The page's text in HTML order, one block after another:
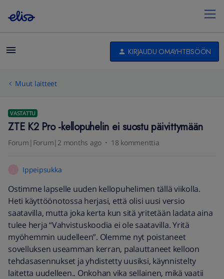
KIRJAUDU OMAYHTEISÖÖN
Muut laitteet
VASTATTU
ZTE K2 Pro -kellopuhelin ei suostu päivittymään
Forum|Forum|2 months ago 18 kommenttia
Ippeipsukka
Ostimme lapselle uuden kellopuhelimen tällä viikolla.
Heti käyttöönotossa herjasi, että olisi uusi versio
saatavilla, mutta joka kerta kun sitä yritetään ladata aina
tulee herja “Vahvistuskoodia ei ole saatavilla. Yritä
myöhemmin uudelleen”. Olemme nyt poistaneet
sovelluksen useamman kerran, palauttaneet kelloon
tehdasasennukset ja yhdistetty uusiksi, käynnistelty
laitetta uudelleen.. Onkohan vika sellainen, mikä vaatii